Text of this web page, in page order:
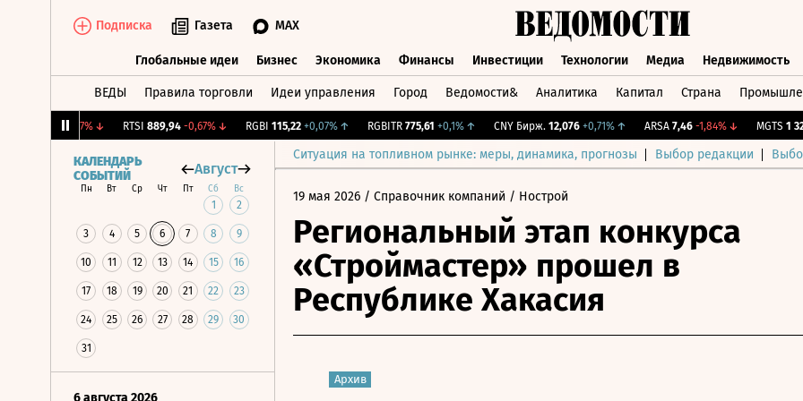
Подписка Газета MAX
Глобальные идеи Бизнес Экономика Финансы Инвестиции Технологии Медиа Недвижимость
ВЕДЫ Правила торговли Идеи управления Город Ведомости& Аналитика Капитал Страна
↓ 889,94 -0,67%↓ RGBI 115,22 +0,07%↑ RGBITR 775,61 +0,1%↑ CNY Бирж. 12,076 +0,71%↑ ARSA 7,46 -1,84%↓ MGTS 1 326
Ситуация на топливном рынке: меры, динамика, прогнозы Выбор редакции
КАЛЕНДАРЬ
СОБЫТИЙ
Август
Пн Вт Ср Чт Пт Сб Вс
1 2
3 4 5 6 7 8 9
10 11 12 13 14 15 16
17 18 19 20 21 22 23
24 25 26 27 28 29 30
31
6 августа 2026
19 мая 2026 / Справочник компаний / Нострой
Региональный этап конкурса
«Строймастер» прошел в
Республике Хакасия
Архив